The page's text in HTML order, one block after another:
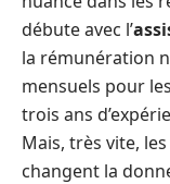
débute avec l’
la rémunération
mensuels pour
trois ans
Mais, très vite,
changent la